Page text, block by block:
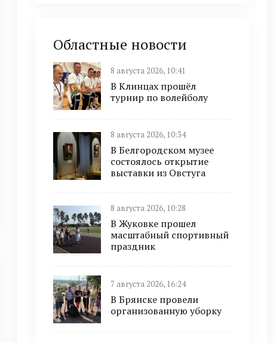
Областные новости
8 августа 2026, 10:41
В Клинцах прошёл
турнир по волейболу
8 августа 2026, 10:34
В Белгородском музее
состоялось открытие
выставки из Овстуга
8 августа 2026, 10:28
В Жуковке прошел
масштабный спортивный
праздник
7 августа 2026, 16:24
В Брянске провели
организованную уборку